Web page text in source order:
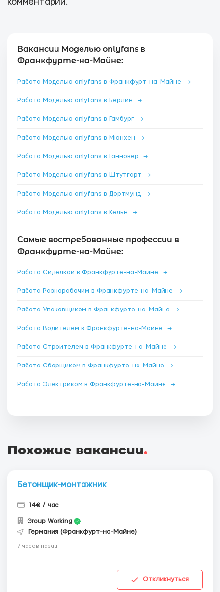
комментарии.
Вакансии Моделью onlyfans в
Франкфурте-на-Майне:
Работа Моделью onlyfans в Франкфурт-на-Майне →
Работа Моделью onlyfans в Берлин →
Работа Моделью onlyfans в Гамбург →
Работа Моделью onlyfans в Мюнхен →
Работа Моделью onlyfans в Ганновер →
Работа Моделью onlyfans в Штутгарт →
Работа Моделью onlyfans в Дортмунд →
Работа Моделью onlyfans в Кёльн →
Самые востребованные профессии в
Франкфурте-на-Майне:
Работа Сиделкой в Франкфурте-на-Майне →
Работа Разнорабочим в Франкфурте-на-Майне →
Работа Упаковщиком в Франкфурте-на-Майне →
Работа Водителем в Франкфурте-на-Майне →
Работа Строителем в Франкфурте-на-Майне →
Работа Сборщиком в Франкфурте-на-Майне →
Работа Электриком в Франкфурте-на-Майне →
Похожие вакансии.
Бетонщик-монтажник
14€ / час
Group Working
Германия (Франкфурт-на-Майне)
7 часов назад
Откликнуться